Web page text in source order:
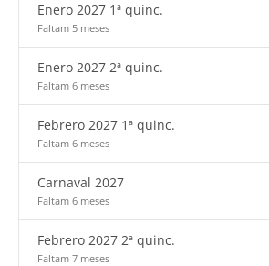
Enero 2027 1ª quinc.
Faltam 5 meses
Enero 2027 2ª quinc.
Faltam 6 meses
Febrero 2027 1ª quinc.
Faltam 6 meses
Carnaval 2027
Faltam 6 meses
Febrero 2027 2ª quinc.
Faltam 7 meses